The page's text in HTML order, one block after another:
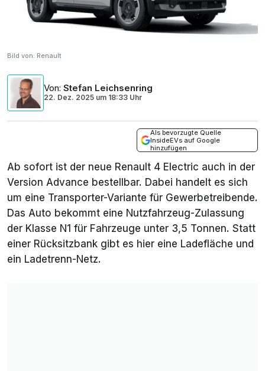
Bild von: Renault
Von: Stefan Leichsenring
22. Dez. 2025 um 18:33 Uhr
Als bevorzugte Quelle
InsideEVs auf Google
hinzufügen
Ab sofort ist der neue Renault 4 Electric auch in der
Version Advance bestellbar. Dabei handelt es sich
um eine Transporter-Variante für Gewerbetreibende.
Das Auto bekommt eine Nutzfahrzeug-Zulassung
der Klasse N1 für Fahrzeuge unter 3,5 Tonnen. Statt
einer Rücksitzbank gibt es hier eine Ladefläche und
ein Ladetrenn-Netz.